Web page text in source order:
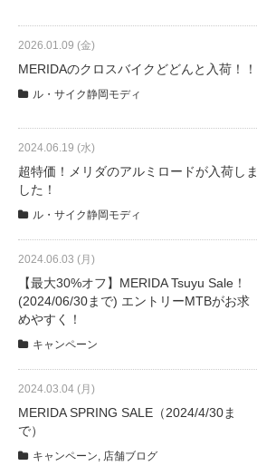
盗難保証
オリジナル自転車
PB全車種カタログ
Norwayシリーズ
eVita
コンテンツ
2026.01.09 (金)
MERIDAのクロスバイクどどんと入荷！！
ル・サイク静岡モディ
2024.06.19 (水)
超特価！メリダのアルミロードが入荷しま
した！
ル・サイク静岡モディ
2024.06.03 (月)
【最大30%オフ】MERIDA Tsuyu Sale！
(2024/06/30まで) エントリーMTBがお求
めやすく！
キャンペーン
2024.03.04 (月)
MERIDA SPRING SALE（2024/4/30ま
で）
キャンペーン, 店舗ブログ